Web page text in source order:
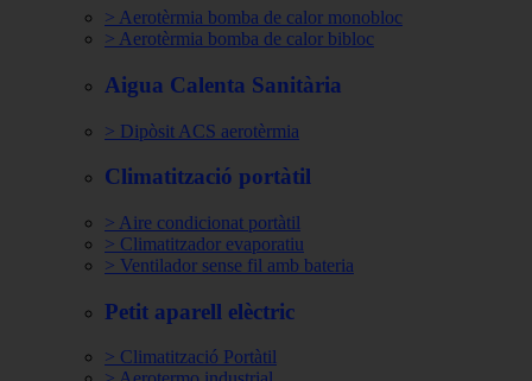
> Aerotèrmia bomba de calor monobloc
> Aerotèrmia bomba de calor bibloc
Aigua Calenta Sanitària
> Dipòsit ACS aerotèrmia
Climatització portàtil
> Aire condicionat portàtil
> Climatitzador evaporatiu
> Ventilador sense fil amb bateria
Petit aparell elèctric
> Climatització Portàtil